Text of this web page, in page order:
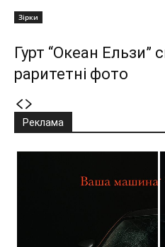
Зірки
Гурт “Океан Ельзи”
раритетні фото
Реклама